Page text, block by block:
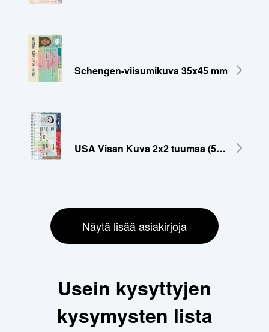
Schengen-viisumikuva 35x45 mm
USA Visan Kuva 2x2 tuumaa (51x51 mm)
Näytä lisää asiakirjoja
Usein kysyttyjen
kysymysten lista